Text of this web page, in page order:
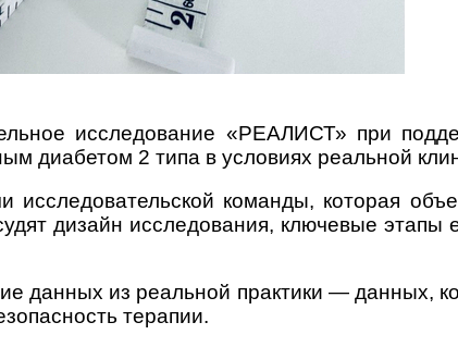
исследование «РЕАЛИСТ» при
диабетом 2 типа в условиях реальной
команды, которая
дизайн исследования, ключевые этапы
данных из реальной практики — данных,
терапии.